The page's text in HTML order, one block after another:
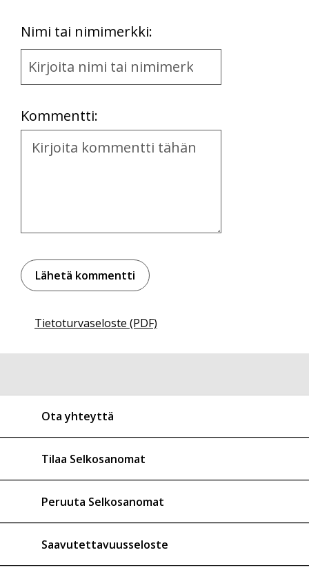
Nimi tai nimimerkki:
Name
and
Kommentti:
Kommentti
Tietoturvaseloste (PDF)
Ota yhteyttä
Tilaa Selkosanomat
Peruuta Selkosanomat
Saavutettavuusseloste